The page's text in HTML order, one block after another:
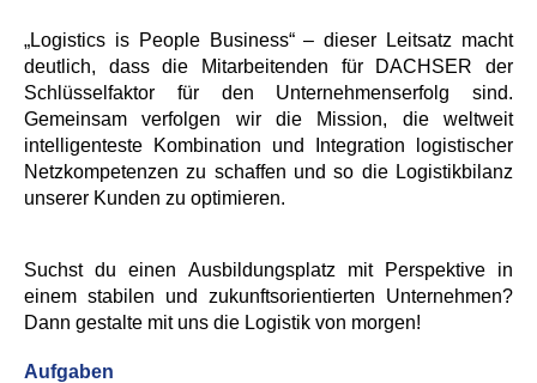
„Logistics is People Business“ – dieser Leitsatz macht
deutlich, dass die Mitarbeitenden für DACHSER der
Schlüsselfaktor für den Unternehmenserfolg sind.
Gemeinsam verfolgen wir die Mission, die weltweit
intelligenteste Kombination und Integration logistischer
Netzkompetenzen zu schaffen und so die Logistikbilanz
unserer Kunden zu optimieren.
Suchst du einen Ausbildungsplatz mit Perspektive in
einem stabilen und zukunftsorientierten Unternehmen?
Dann gestalte mit uns die Logistik von morgen!
Aufgaben